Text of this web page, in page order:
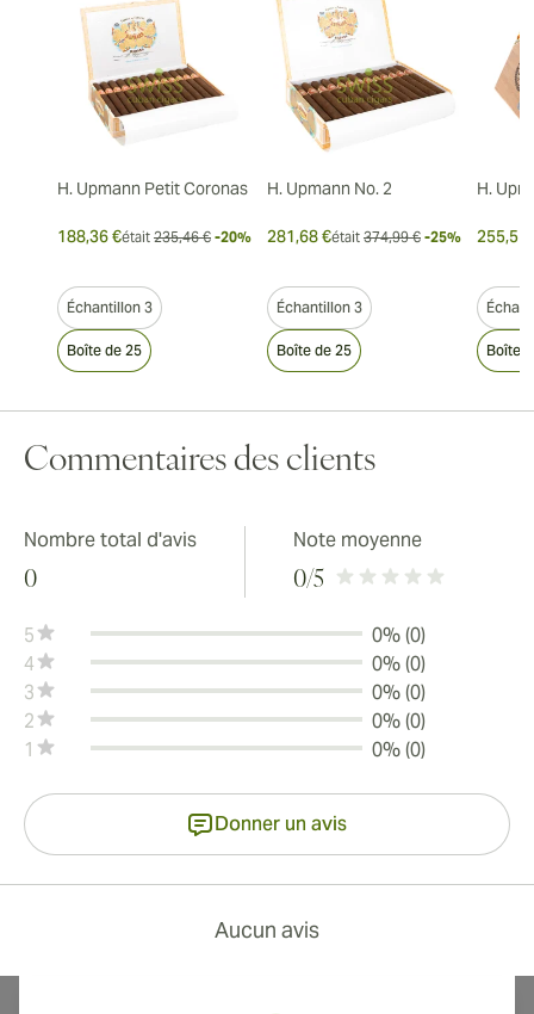
H. Upmann Petit Coronas
188,36 €était 235,46 € -20%
Échantillon 3
Boîte de 25
H. Upmann No. 2
281,68 €était 374,99 € -25%
Échantillon 3
Boîte de 25
H.
255,51
Boîte
Commentaires des clients
Nombre total d'avis
0
Note moyenne
0/5
5
0% (0)
4
0% (0)
3
0% (0)
2
0% (0)
1
0% (0)
Donner un avis
Aucun avis